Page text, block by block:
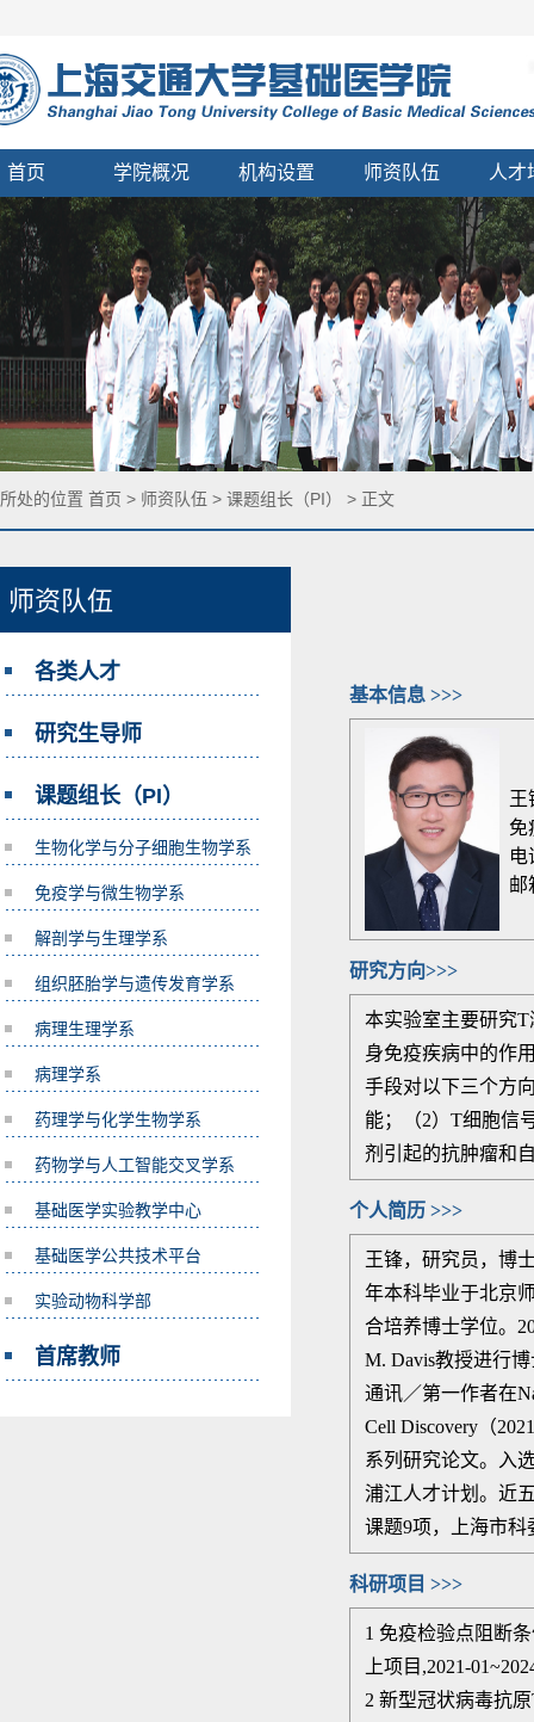
首页 学院概况 机构设置 师资队伍 人才
师资队伍
各类人才
研究生导师
课题组长（PI）
生物化学与分子细胞生物学系
免疫学与微生物学系
解剖学与生理学系
组织胚胎学与遗传发育学系
病理生理学系
病理学系
药理学与化学生物学系
药物学与人工智能交叉学系
基础医学实验教学中心
基础医学公共技术平台
实验动物科学部
首席教师
基本信息 >>>
王
免
电
邮
研究方向>>>
本实验室主要研究
身免疫疾病中的作
手段对以下三个方
能；（2）T细胞信
剂引起的抗肿瘤和
个人简历 >>>
王锋，研究员，博
年本科毕业于北京
合培养博士学位。
M. Davis教授进行
通讯／第一作者在
Cell Discovery （2021
系列研究论文。入
浦江人才计划。近
课题9项，上海市科
科研项目 >>>
1 免疫检验点阻断
上项目,2021-
2 新型冠状病毒抗
处的位置 首页 > 师资队伍 > 课题组长（PI） > 正文